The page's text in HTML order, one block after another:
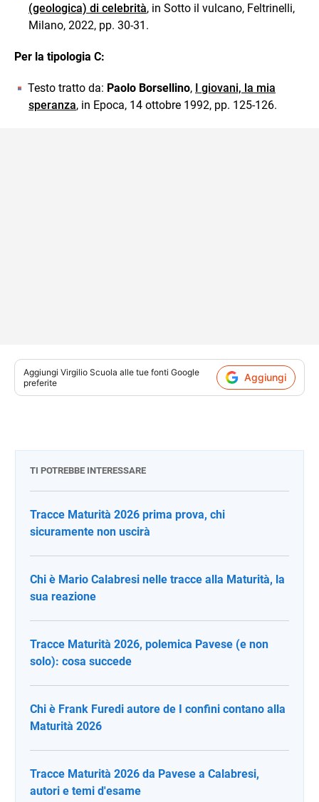
(geologica) di celebrità, in Sotto il vulcano, Feltrinelli,
Milano, 2022, pp. 30-31.
Per la tipologia C:
Testo tratto da: Paolo Borsellino, I giovani, la mia
speranza, in Epoca, 14 ottobre 1992, pp. 125-126.
Aggiungi Virgilio Scuola alle tue fonti Google
preferite
Aggiungi
TI POTREBBE INTERESSARE
Tracce Maturità 2026 prima prova, chi
sicuramente non uscirà
Chi è Mario Calabresi nelle tracce alla Maturità, la
sua reazione
Tracce Maturità 2026, polemica Pavese (e non
solo): cosa succede
Chi è Frank Furedi autore de I confini contano alla
Maturità 2026
Tracce Maturità 2026 da Pavese a Calabresi,
autori e temi d'esame